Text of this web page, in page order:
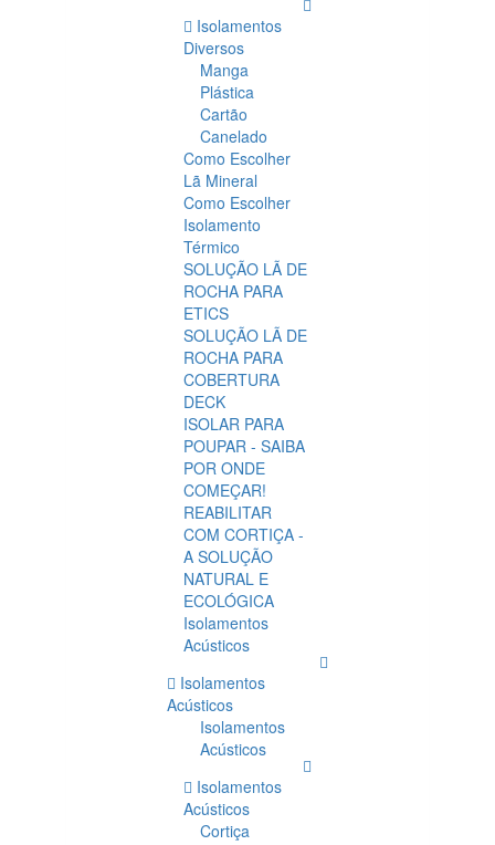
Isolamentos
Diversos
Manga
Plástica
Cartão
Canelado
Como Escolher
Lã Mineral
Como Escolher
Isolamento
Térmico
SOLUÇÃO LÃ DE
ROCHA PARA
ETICS
SOLUÇÃO LÃ DE
ROCHA PARA
COBERTURA
DECK
ISOLAR PARA
POUPAR - SAIBA
POR ONDE
COMEÇAR!
REABILITAR
COM CORTIÇA -
A SOLUÇÃO
NATURAL E
ECOLÓGICA
Isolamentos
Acústicos
Isolamentos
Acústicos
Isolamentos
Acústicos
Isolamentos
Acústicos
Cortiça